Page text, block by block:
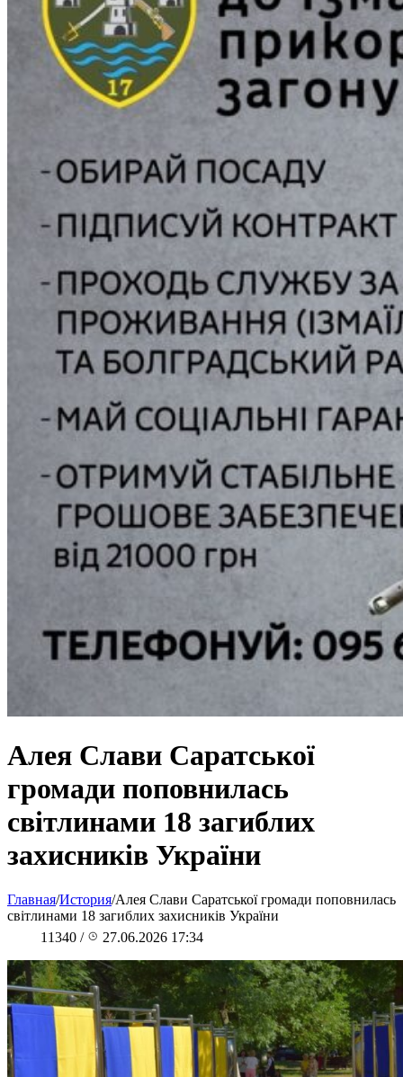
Алея Слави Саратської
громади поповнилась
світлинами 18 загиблих
захисників України
Главная/История/Алея Слави Саратської громади поповнилась
світлинами 18 загиблих захисників України
11340 / 27.06.2026 17:34